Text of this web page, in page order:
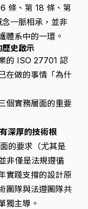
條、第 18 條、第
一脈相承，並非
體系中的一環。
歷史啟示
的 ISO 27701 認
在做的事情「為什
個實務層面的重要
深厚的技術根
的要求（尤其是
非僅是法規遵循
實踐支撐的設計原
團隊與法遵團隊共
獨主導。